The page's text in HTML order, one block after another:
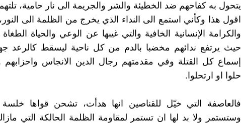
يتحول به كفاحهم ضد الخطيئة والشر والجريمة الى نار حامية،
اقول هذا وكأني استمع الى النداء الذي يخرج من الظلمة الى
والكرامة الإنسانية الخافية والتي غيبها عن الوعي والحياة
حيث يرتفع ندائهم مخضبا بالدم من كل ناحية ليسقط كالرعد
إسماع كل القتلة وفي مقدمتهم رجال الدين الانجاس واحزابهم
حلوا او ارتحلوا.
فالعاصفة التي خيّل للقناصين انها هدأت، تشحن قواها
وستستمر ولا بد لها ان تستمر لمقاومة الظلمة الحالكة التي